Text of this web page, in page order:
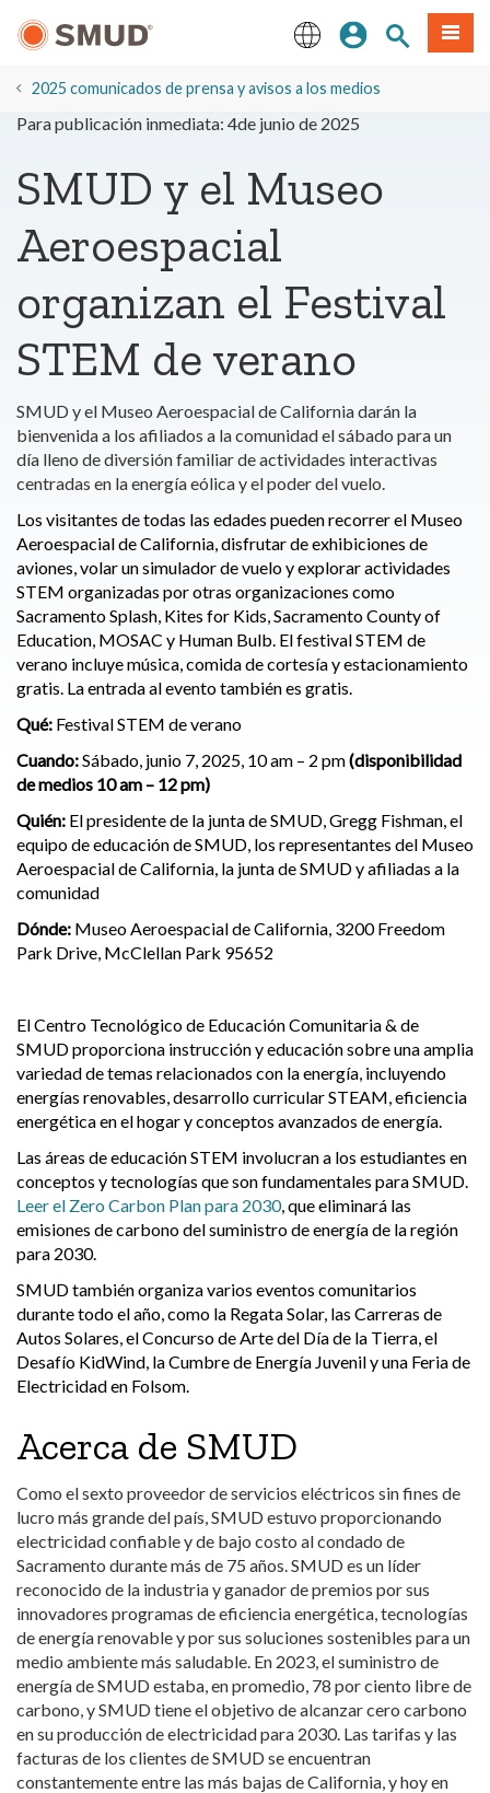
principal
Iniciar sesión
Buscar en
Menú
2025 comunicados de prensa y avisos a los medios
Para publicación inmediata: 4de junio de 2025
SMUD y el Museo
Aeroespacial
organizan el Festival
STEM de verano
SMUD y el Museo Aeroespacial de California darán la
bienvenida a los afiliados a la comunidad el sábado para un
día lleno de diversión familiar de actividades interactivas
centradas en la energía eólica y el poder del vuelo.
Los visitantes de todas las edades pueden recorrer el Museo
Aeroespacial de California, disfrutar de exhibiciones de
aviones, volar un simulador de vuelo y explorar actividades
STEM organizadas por otras organizaciones como
Sacramento Splash, Kites for Kids, Sacramento County of
Education, MOSAC y Human Bulb. El festival STEM de
verano incluye música, comida de cortesía y estacionamiento
gratis. La entrada al evento también es gratis.
Qué: Festival STEM de verano
Cuando:Sábado, junio 7, 2025, 10 am – 2 pm(disponibilidad
de medios 10 am – 12 pm)
Quién: El presidente de la junta de SMUD, Gregg Fishman, el
equipo de educación de SMUD, los representantes del Museo
Aeroespacial de California, la junta de SMUD y afiliadas a la
comunidad
Dónde: Museo Aeroespacial de California, 3200 Freedom
Park Drive, McClellan Park 95652
El Centro Tecnológico de Educación Comunitaria & de
SMUD proporciona instrucción y educación sobre una amplia
variedad de temas relacionados con la energía, incluyendo
energías renovables, desarrollo curricular STEAM, eficiencia
energética en el hogar y conceptos avanzados de energía.
Las áreas de educación STEM involucran a los estudiantes en
conceptos y tecnologías que son fundamentales para SMUD.
Leer el Zero Carbon Plan para 2030, que eliminará las
emisiones de carbono del suministro de energía de la región
para 2030.
SMUD también organiza varios eventos comunitarios
durante todo el año, como la Regata Solar, las Carreras de
Autos Solares, el Concurso de Arte del Día de la Tierra, el
Desafío KidWind, la Cumbre de Energía Juvenil y una Feria de
Electricidad en Folsom.
Acerca de SMUD
Como el sexto proveedor de servicios eléctricos sin fines de
lucro más grande del país, SMUD estuvo proporcionando
electricidad confiable y de bajo costo al condado de
Sacramento durante más de 75 años. SMUD es un líder
reconocido de la industria y ganador de premios por sus
innovadores programas de eficiencia energética, tecnologías
de energía renovable y por sus soluciones sostenibles para un
medio ambiente más saludable. En 2023, el suministro de
energía de SMUD estaba, en promedio, 78 por ciento libre de
carbono, y SMUD tiene el objetivo de alcanzar cero carbono
en su producción de electricidad para 2030. Las tarifas y las
facturas de los clientes de SMUD se encuentran
constantemente entre las más bajas de California, y hoy en